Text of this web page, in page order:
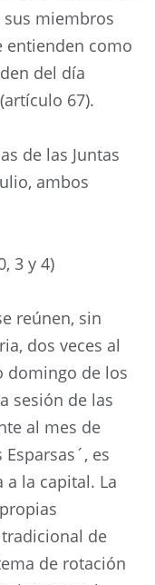
miembros
entienden como
del día
67).
de las Juntas
ambos
3 y 4)
reúnen, sin
dos veces al
domingo de los
sesión de las
al mes de
es
la capital. La
de
de rotación